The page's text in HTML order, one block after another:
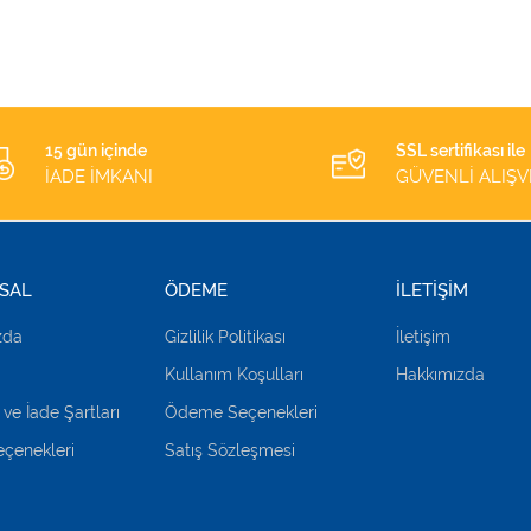
15 gün içinde
İADE İMKANI
SSL sertifikası ile
GÜVENLİ
İade Şartları
ÖDEME
Gizlilik Politikası
Kullanım Koşulları
Ödeme Seçenekleri
Satış Sözleşmesi
İLETİŞİM
İletişim
Hakkımızda